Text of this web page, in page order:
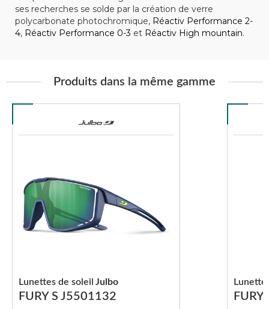
ses recherches se solde par la création de verre
polycarbonate photochromique, Réactiv Performance 2-
4, Réactiv Performance 0-3 et Réactiv High mountain.
Produits dans la même gamme
FURY S J5501132
Lunettes de soleil Julbo